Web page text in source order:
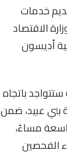
خدمات
الاقتصاد
أديسون
باتجاه
بني عبيد، ضمن
مساءً،
الفحصين